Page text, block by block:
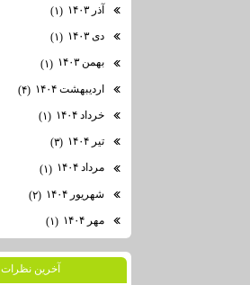
آذر ۱۴۰۳
(۱)
دی ۱۴۰۳
(۱)
بهمن ۱۴۰۳
(۱)
اردیبهشت ۱۴۰۴
(۴)
خرداد ۱۴۰۴
(۱)
تیر ۱۴۰۴
(۳)
مرداد ۱۴۰۴
(۱)
شهریور ۱۴۰۴
(۲)
مهر ۱۴۰۴
(۱)
آخرين نظرات